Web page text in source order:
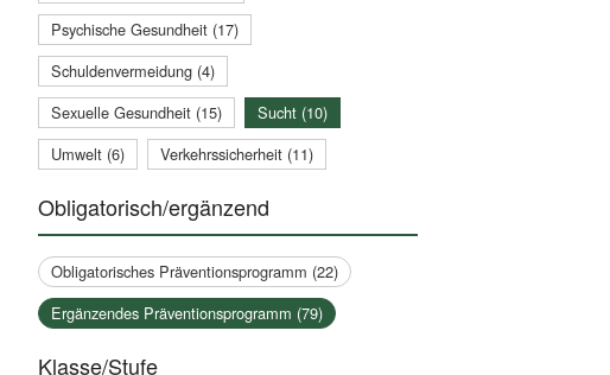
Psychische Gesundheit (17)
Schuldenvermeidung (4)
Sexuelle Gesundheit (15)
Sucht (10)
Umwelt (6)
Verkehrssicherheit (11)
Obligatorisch/ergänzend
Obligatorisches Präventionsprogramm (22)
Ergänzendes Präventionsprogramm (79)
Klasse/Stufe